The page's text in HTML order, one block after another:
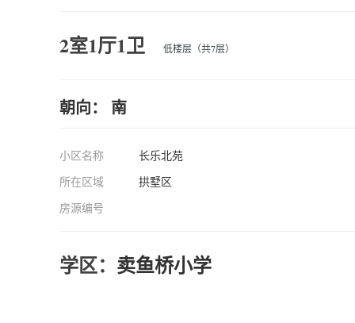
2室1厅1卫 低楼层（共7层）
朝向： 南
小区名称
长乐北苑
所在区域
拱墅区
房源编号
学区： 卖鱼桥小学